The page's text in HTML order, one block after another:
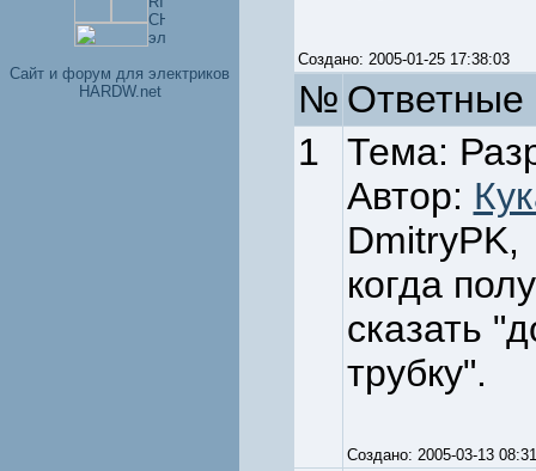
Cайт и форум для электриков
HARDW.net
Создано: 2005-01-25 17:38:03
№
1
Тема:
Автор:
DmitryPK,
когда
сказать
трубку".
Создано: 2005-03-13